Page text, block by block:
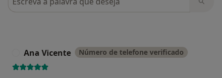
Ana Vicente Número de telefone verificado